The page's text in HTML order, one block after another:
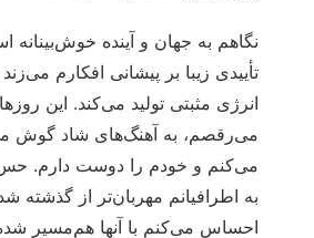
نگاهم به جهان و آینده خوش‌بینانه
تأییدی زیبا بر پیشانی افکارم
انرژی مثبتی تولید می‌کند. این
می‌رقصم، به آهنگ‌های شاد گوش
می‌کنم و خودم را دوست دارم.
به اطرافیانم مهربان‌تر از گذشته
احساس می‌کنم با آنها هم‌مسیر